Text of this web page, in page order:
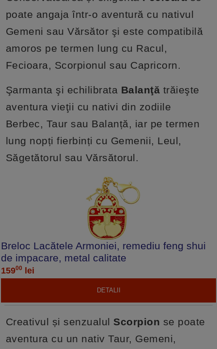
poate angaja într-o aventură cu nativul
Gemeni sau Vărsător şi este compatibilă
amoros pe termen lung cu Racul,
Fecioara, Scorpionul sau Capricorn.
Şarmanta şi echilibrata Balanţă trăieşte
aventura vieţii cu nativi din zodiile
Berbec, Taur sau Balanță, iar pe termen
lung nopți fierbinți cu Gemenii, Leul,
Săgetătorul sau Vărsătorul.
Breloc Lacătele Armoniei, remediu feng shui
de impacare, metal calitate
15900 lei
DETALII
Creativul și senzualul Scorpion se poate
aventura cu un nativ Taur, Gemeni,